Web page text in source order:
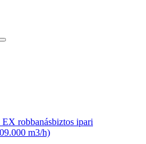
robbanásbiztos ipari
m3/h)